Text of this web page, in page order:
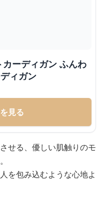
ーディガン ふんわ
ィガン
見る
せる、優しい肌触りのモ
を包み込むような心地よ